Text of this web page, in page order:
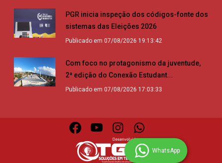
PGR inicia inspeção dos códigos-fonte dos
sistemas das Eleições 2026
Publicado em 07/08/2026 19:13:42
Com foco no protagonismo da juventude,
2ª edição do Conexão Estudant...
Publicado em 07/08/2026 17:03:33
WhatsApp